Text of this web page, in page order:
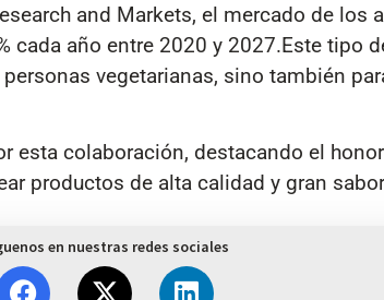
and Markets, el mercado de los
cada año entre 2020 y 2027.Este tipo
vegetarianas, sino también
esta colaboración, destacando el
productos de alta calidad y gran
en nuestras redes sociales